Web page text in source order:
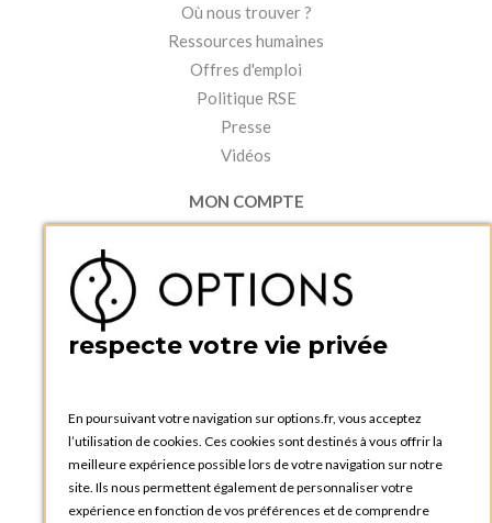
Où nous trouver ?
Ressources humaines
Offres d'emploi
Politique RSE
Presse
Vidéos
MON COMPTE
Accéder à mon compte
Créer un compte
PRATIQUE
Catalogues et bons de commande
Tutoriels
respecte votre vie privée
En poursuivant votre navigation sur options.fr, vous acceptez
l’utilisation de cookies. Ces cookies sont destinés à vous offrir la
meilleure expérience possible lors de votre navigation sur notre
site. Ils nous permettent également de personnaliser votre
expérience en fonction de vos préférences et de comprendre